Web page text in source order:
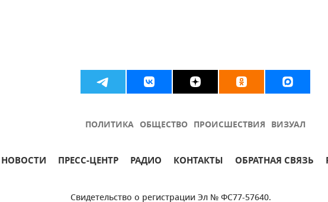
ПОЛИТИКА ОБЩЕСТВО ПРОИСШЕСТВИЯ ВИЗУАЛ
НОВОСТИ ПРЕСС-ЦЕНТР РАДИО КОНТАКТЫ ОБРАТНАЯ СВЯЗЬ
Свидетельство о регистрации Эл № ФС77-57640.